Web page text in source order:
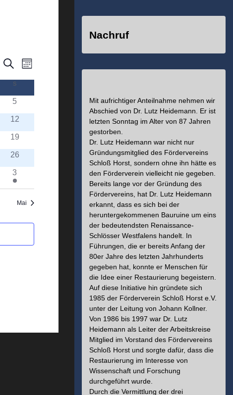
Veranstaltungen
Suche
und
Ansichten,
Navigation
SucheVeranstaltung
Ansichten-
Monat
S
5
12
19
26
3
Mai
Nachruf
Mit aufrichtiger Anteilnahme nehmen wir
Abschied von Dr. Lutz Heidemann. Er ist
letzten Sonntag im Alter von 87 Jahren
gestorben.
Dr. Lutz Heidemann war nicht nur
Gründungsmitglied des Fördervereins
Schloß Horst, sondern ohne ihn hätte es
den Förderverein vielleicht nie gegeben.
Bereits lange vor der Gründung des
Fördervereins, hat Dr. Lutz Heidemann
erkannt, dass es sich bei der
heruntergekommenen Bauruine um eins
der bedeutendsten Renaissance-
Schlösser Westfalens handelt. In
Führungen, die er bereits Anfang der
80er Jahre des letzten Jahrhunderts
gegeben hat, konnte er Menschen für
die Idee einer Restaurierung begeistern.
Auf diese Initiative hin gründete sich
1985 der Förderverein Schloß Horst e.V.
unter der Leitung von Johann Kollner.
Von 1986 bis 1997 war Dr. Lutz
Heidemann als Leiter der Arbeitskreise
Mitglied im Vorstand des Fördervereins
Schloß Horst und sorgte dafür, dass die
Restaurierung im Interesse von
Wissenschaft und Forschung
durchgeführt wurde.
Durch die Vermittlung der drei